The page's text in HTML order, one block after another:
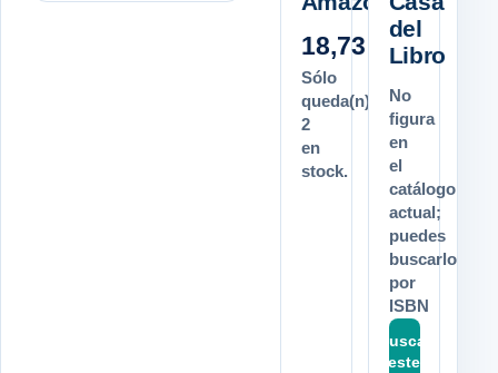
18,73 €
Sólo
queda(n)
2
en
stock.
del
Libro
No
figura
en
el
catálogo
actual;
puedes
buscarlo
por
ISBN
Buscar
este